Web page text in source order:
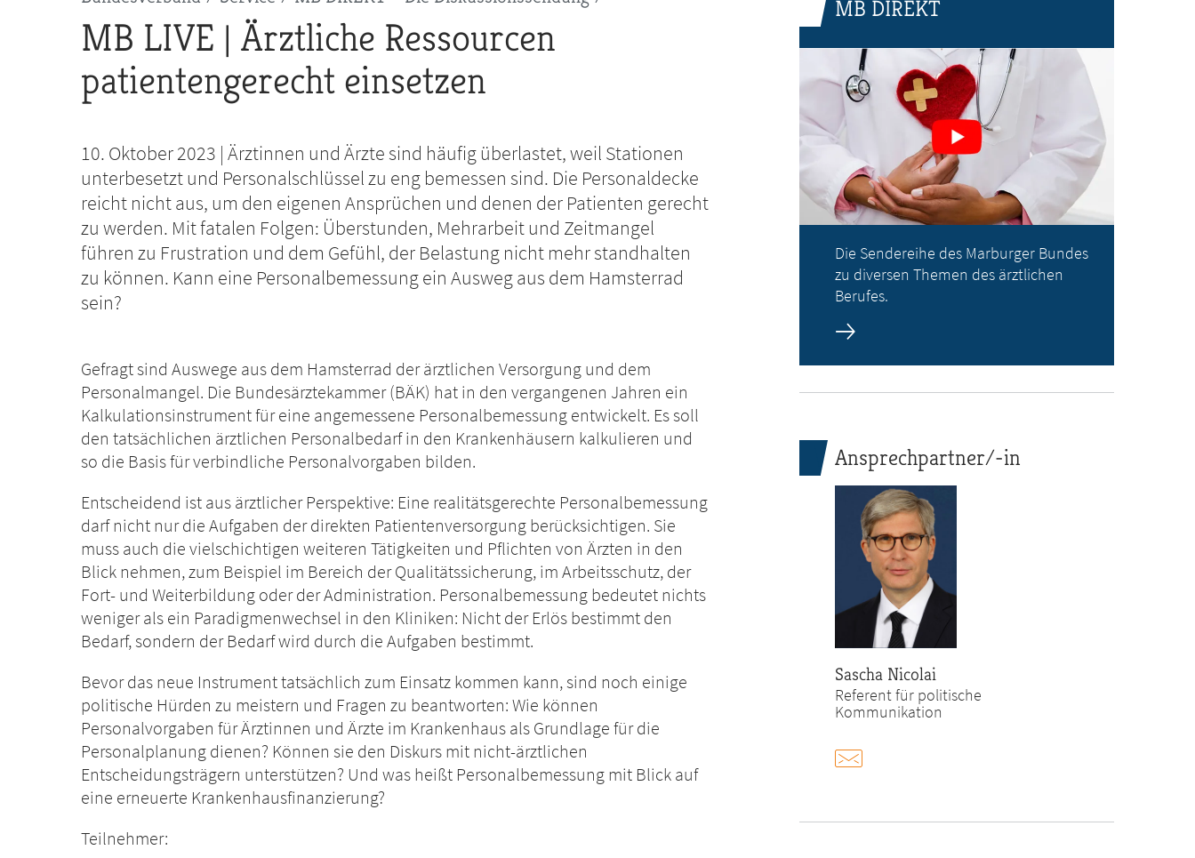
MB LIVE | Ärztliche Ressourcen
patientengerecht einsetzen
10. Oktober 2023 | Ärztinnen und Ärzte sind häufig überlastet, weil Stationen
unterbesetzt und Personalschlüssel zu eng bemessen sind. Die Personaldecke
reicht nicht aus, um den eigenen Ansprüchen und denen der Patienten gerecht
zu werden. Mit fatalen Folgen: Überstunden, Mehrarbeit und Zeitmangel
führen zu Frustration und dem Gefühl, der Belastung nicht mehr standhalten
zu können. Kann eine Personalbemessung ein Ausweg aus dem Hamsterrad
sein?
Gefragt sind Auswege aus dem Hamsterrad der ärztlichen Versorgung und dem
Personalmangel. Die Bundesärztekammer (BÄK) hat in den vergangenen Jahren ein
Kalkulationsinstrument für eine angemessene Personalbemessung entwickelt. Es soll
den tatsächlichen ärztlichen Personalbedarf in den Krankenhäusern kalkulieren und
so die Basis für verbindliche Personalvorgaben bilden.
Entscheidend ist aus ärztlicher Perspektive: Eine realitätsgerechte Personalbemessung
darf nicht nur die Aufgaben der direkten Patientenversorgung berücksichtigen. Sie
muss auch die vielschichtigen weiteren Tätigkeiten und Pflichten von Ärzten in den
Blick nehmen, zum Beispiel im Bereich der Qualitätssicherung, im Arbeitsschutz, der
Fort- und Weiterbildung oder der Administration. Personalbemessung bedeutet nichts
weniger als ein Paradigmenwechsel in den Kliniken: Nicht der Erlös bestimmt den
Bedarf, sondern der Bedarf wird durch die Aufgaben bestimmt.
Bevor das neue Instrument tatsächlich zum Einsatz kommen kann, sind noch einige
politische Hürden zu meistern und Fragen zu beantworten: Wie können
Personalvorgaben für Ärztinnen und Ärzte im Krankenhaus als Grundlage für die
Personalplanung dienen? Können sie den Diskurs mit nicht-ärztlichen
Entscheidungsträgern unterstützen? Und was heißt Personalbemessung mit Blick auf
eine erneuerte Krankenhausfinanzierung?
Teilnehmer:
MB DIREKT
Die Sendereihe des Marburger Bundes
zu diversen Themen des ärztlichen
Berufes.
Ansprechpartner/-in
Sascha Nicolai
Referent für politische
Kommunikation